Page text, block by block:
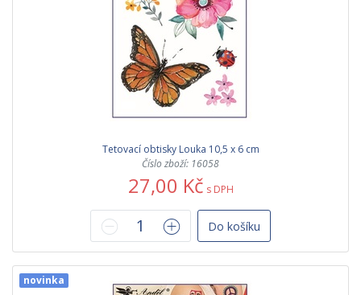
Tetovací obtisky Louka 10,5 x 6 cm
Číslo zboží: 16058
27,00 Kč s DPH
Do košíku
novinka